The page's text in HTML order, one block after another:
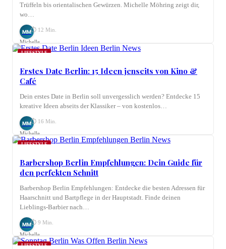
Trüffeln bis orientalischen Gewürzen. Michelle Möhring zeigt dir,
wo…
MM
Michelle
Möhring
⏱ 12 Min.
LIFESTYLE
Erstes Date Berlin: 15 Ideen jenseits von Kino &
Café
Dein erstes Date in Berlin soll unvergesslich werden? Entdecke 15
kreative Ideen abseits der Klassiker – von kostenlos…
MM
Michelle
Möhring
⏱ 16 Min.
LIFESTYLE
Barbershop Berlin Empfehlungen: Dein Guide für
den perfekten Schnitt
Barbershop Berlin Empfehlungen: Entdecke die besten Adressen für
Haarschnitt und Bartpflege in der Hauptstadt. Finde deinen
Lieblings-Barbier nach…
MM
Michelle
Möhring
⏱ 9 Min.
LIFESTYLE